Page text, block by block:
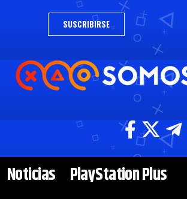
SUSCRIBIRSE
Noticias
PlayStation Plus